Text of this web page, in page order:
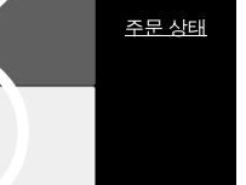
주문 상태